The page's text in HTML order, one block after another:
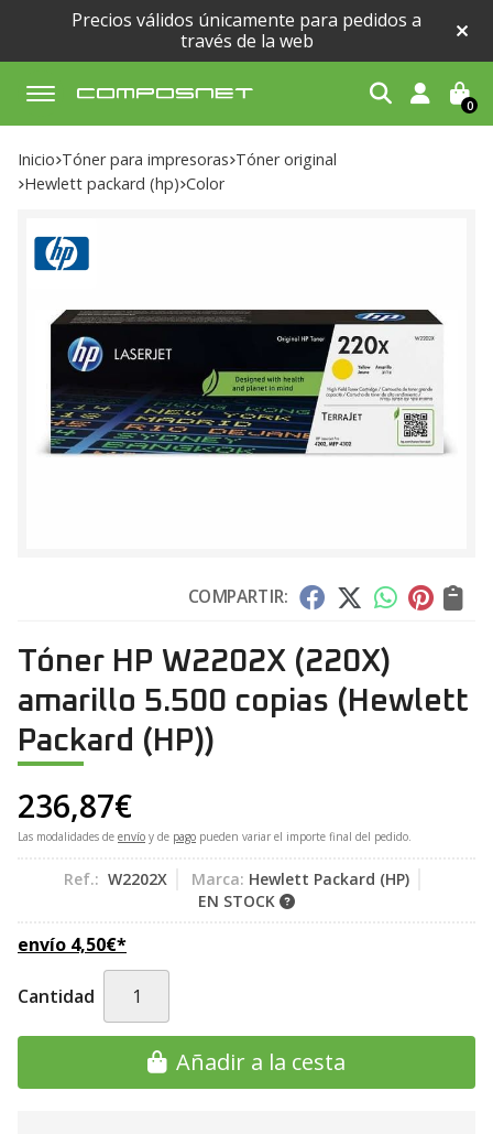
Precios válidos únicamente para pedidos a
través de la web
Buscar 0
Inicio tóner para impresoras
tóner original
hewlett packard (hp)
color
COMPARTIR:
Tóner HP W2202X (220X)
amarillo 5.500 copias (Hewlett
Packard (HP))
236,87€
Las modalidades de envío y de pago pueden variar el importe final del pedido.
Ref.: W2202X Marca: Hewlett Packard (HP)
EN STOCK
envío 4,50€*
Cantidad
Añadir a la cesta